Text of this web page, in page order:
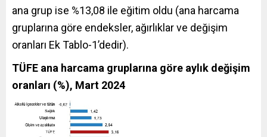
ana grup ise %13,08 ile eğitim oldu (ana harcama
gruplarına göre endeksler, ağırlıklar ve değişim
oranları Ek Tablo-1’dedir).
TÜFE ana harcama gruplarına göre aylık değişim
oranları (%), Mart 2024